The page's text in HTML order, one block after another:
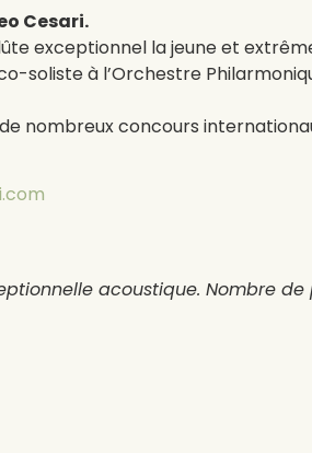
Cesari.
exceptionnel la jeune et
soliste à l’Orchestre
nombreux concours
acoustique. Nombre